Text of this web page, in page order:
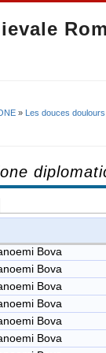
» Les douces doulours
Bova
Bova
Bova
Bova
Bova
Bova